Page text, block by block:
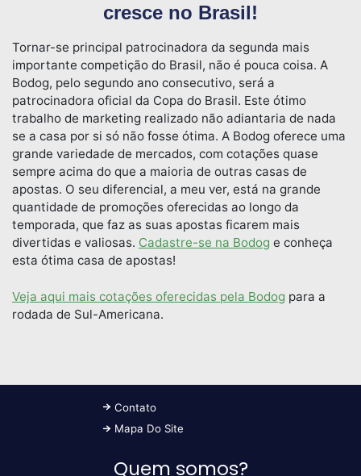
cresce no Brasil!
Tornar-se principal patrocinadora da segunda mais
importante competição do Brasil, não é pouca coisa. A
Bodog, pelo segundo ano consecutivo, será a
patrocinadora oficial da Copa do Brasil. Este ótimo
trabalho de marketing realizado não adiantaria de nada
se a casa por si só não fosse ótima. A Bodog oferece uma
grande variedade de mercados, com cotações quase
sempre acima do que a maioria de outras casas de
apostas. O seu diferencial, a meu ver, está na grande
quantidade de promoções oferecidas ao longo da
temporada, que faz as suas apostas ficarem mais
divertidas e valiosas. Cadastre-se na Bodog e conheça
esta ótima casa de apostas!
Veja aqui mais cotações oferecidas pela Bodog para a
rodada de Sul-Americana.
Contato
Mapa Do Site
Quem somos?